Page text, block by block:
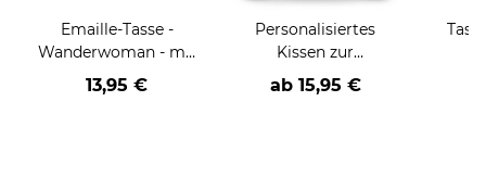
Emaille-Tasse -
Wanderwoman - mit
Name - 300 ml
13,95 €
Personalisiertes
Kissen zur
Jugendweihe - Level
completed - mit
ab 15,95 €